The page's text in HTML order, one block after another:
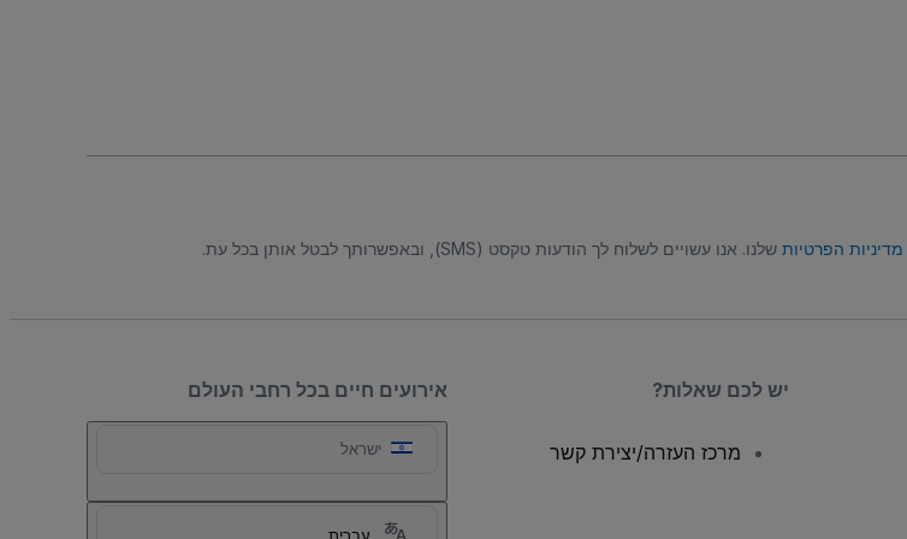
מדיניות הפרטיות שלנו. אנו עשויים לשלוח לך הודעות טקסט (SMS), ובאפשרותך לבטל אותן בכל עת.
אירועים חיים בכל רחבי העולם
ישראל
יש לכם שאלות?
מרכז העזרה/יצירת קשר